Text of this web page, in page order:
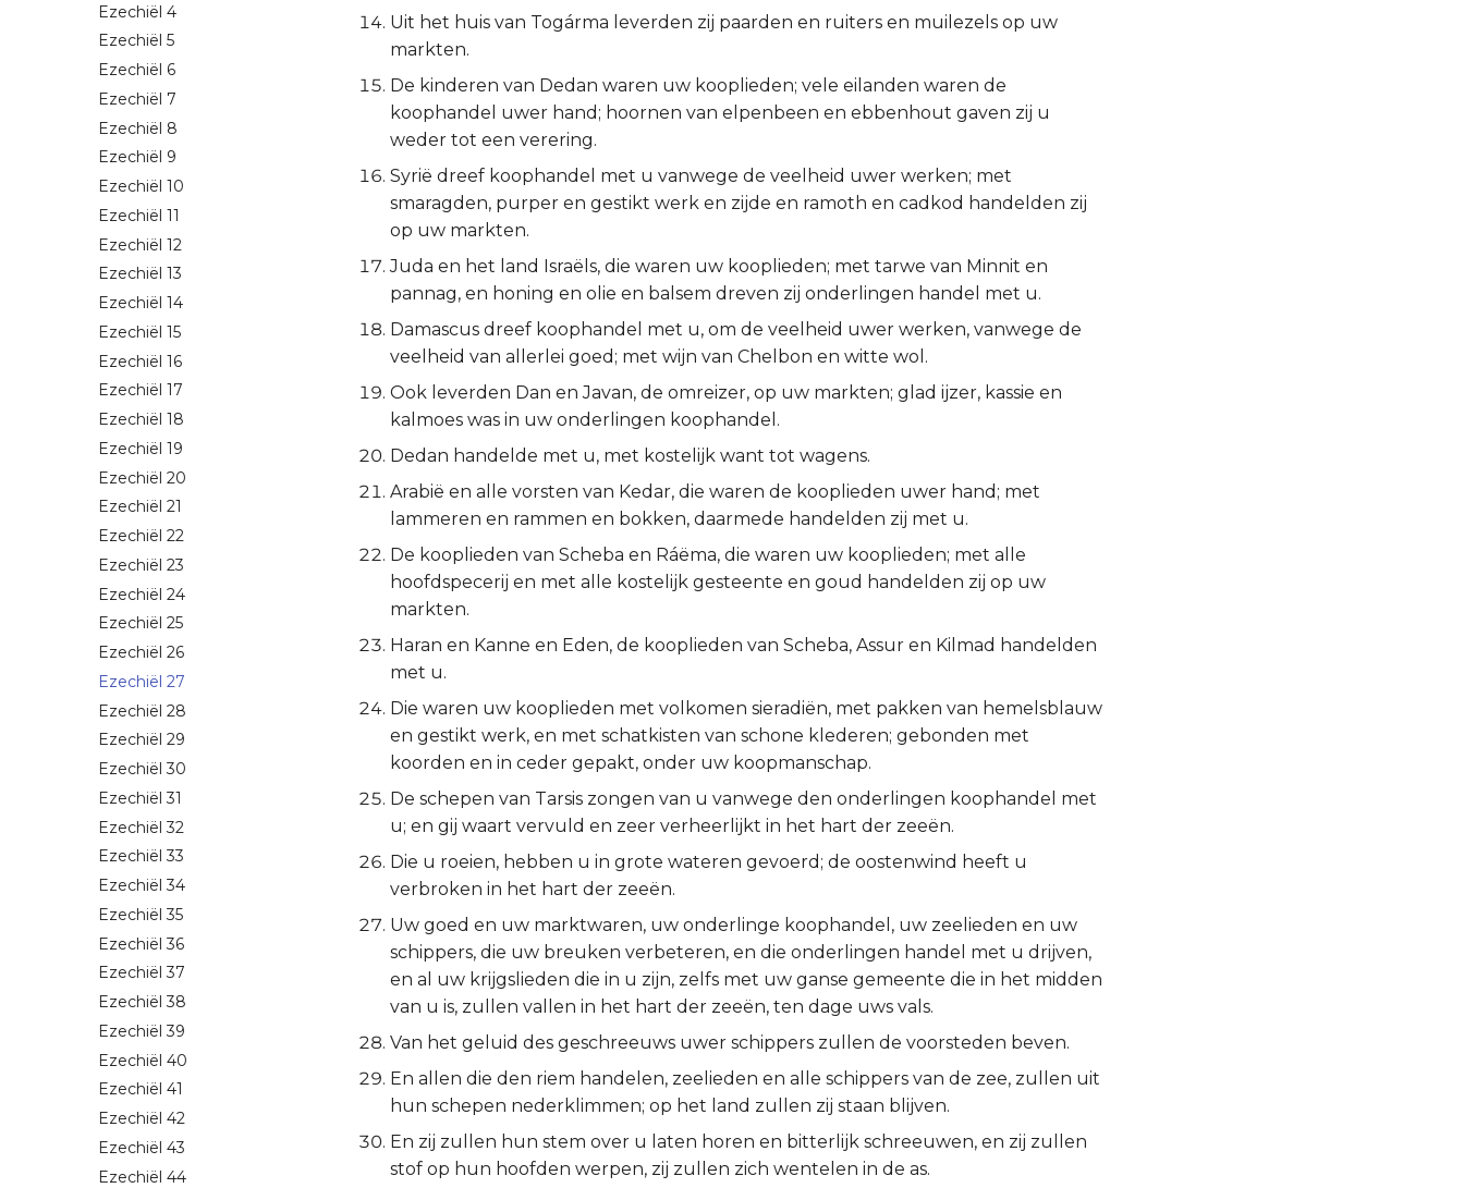
Ezechiël 4
Ezechiël 5
Ezechiël 6
Ezechiël 7
Ezechiël 8
Ezechiël 9
Ezechiël 10
Ezechiël 11
Ezechiël 12
Ezechiël 13
Ezechiël 14
Ezechiël 15
Ezechiël 16
Ezechiël 17
Ezechiël 18
Ezechiël 19
Ezechiël 20
Ezechiël 21
Ezechiël 22
Ezechiël 23
Ezechiël 24
Ezechiël 25
Ezechiël 26
Ezechiël 27
Ezechiël 28
Ezechiël 29
Ezechiël 30
Ezechiël 31
Ezechiël 32
Ezechiël 33
Ezechiël 34
Ezechiël 35
Ezechiël 36
Ezechiël 37
Ezechiël 38
Ezechiël 39
Ezechiël 40
Ezechiël 41
Ezechiël 42
Ezechiël 43
Ezechiël 44
Uit het huis van Togárma leverden zij paarden en ruiters en muilezels op uw
markten.
De kinderen van Dedan waren uw kooplieden; vele eilanden waren de
koophandel uwer hand; hoornen van elpenbeen en ebbenhout gaven zij u
weder tot een verering.
Syrië dreef koophandel met u vanwege de veelheid uwer werken; met
smaragden, purper en gestikt werk en zijde en ramoth en cadkod handelden zij
op uw markten.
Juda en het land Israëls, die waren uw kooplieden; met tarwe van Minnit en
pannag, en honing en olie en balsem dreven zij onderlingen handel met u.
Damascus dreef koophandel met u, om de veelheid uwer werken, vanwege de
veelheid van allerlei goed; met wijn van Chelbon en witte wol.
Ook leverden Dan en Javan, de omreizer, op uw markten; glad ijzer, kassie en
kalmoes was in uw onderlingen koophandel.
Dedan handelde met u, met kostelijk want tot wagens.
Arabië en alle vorsten van Kedar, die waren de kooplieden uwer hand; met
lammeren en rammen en bokken, daarmede handelden zij met u.
De kooplieden van Scheba en Ráëma, die waren uw kooplieden; met alle
hoofdspecerij en met alle kostelijk gesteente en goud handelden zij op uw
markten.
Haran en Kanne en Eden, de kooplieden van Scheba, Assur en Kilmad handelden
met u.
Die waren uw kooplieden met volkomen sieradiën, met pakken van hemelsblauw
en gestikt werk, en met schatkisten van schone klederen; gebonden met
koorden en in ceder gepakt, onder uw koopmanschap.
De schepen van Tarsis zongen van u vanwege den onderlingen koophandel met
u; en gij waart vervuld en zeer verheerlijkt in het hart der zeeën.
Die u roeien, hebben u in grote wateren gevoerd; de oostenwind heeft u
verbroken in het hart der zeeën.
Uw goed en uw marktwaren, uw onderlinge koophandel, uw zeelieden en uw
schippers, die uw breuken verbeteren, en die onderlingen handel met u drijven,
en al uw krijgslieden die in u zijn, zelfs met uw ganse gemeente die in het midden
van u is, zullen vallen in het hart der zeeën, ten dage uws vals.
Van het geluid des geschreeuws uwer schippers zullen de voorsteden beven.
En allen die den riem handelen, zeelieden en alle schippers van de zee, zullen uit
hun schepen nederklimmen; op het land zullen zij staan blijven.
En zij zullen hun stem over u laten horen en bitterlijk schreeuwen, en zij zullen
stof op hun hoofden werpen, zij zullen zich wentelen in de as.